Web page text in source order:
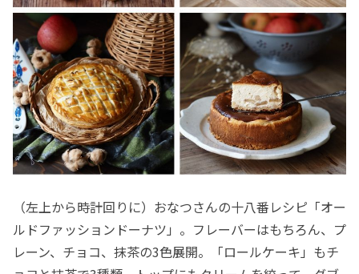
（左上から時計回りに）おなつさんの十八番レシピ「オー
ルドファッションドーナツ」。フレーバーはもちろん、プ
レーン、チョコ、抹茶の3色展開。「ロールケーキ」もチ